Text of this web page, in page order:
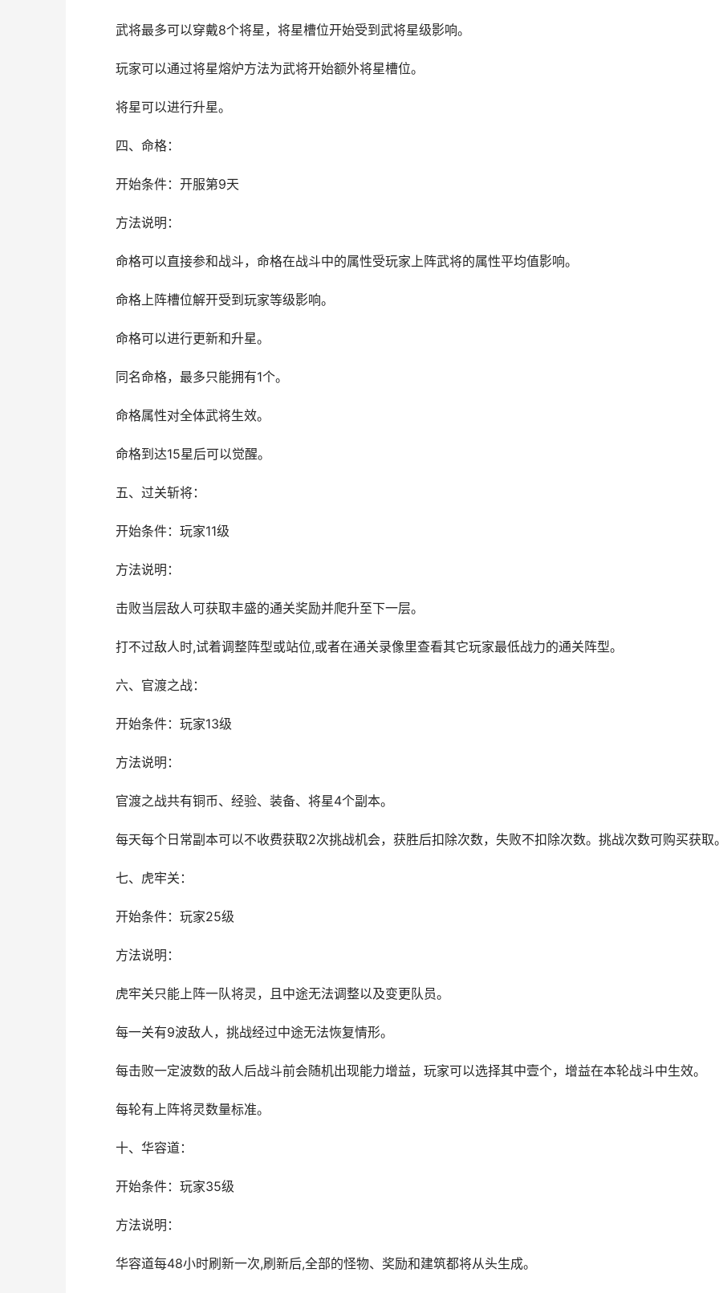
武将最多可以穿戴8个将星，将星槽位开始受到武将星级影响。
玩家可以通过将星熔炉方法为武将开始额外将星槽位。
将星可以进行升星。
四、命格：
开始条件：开服第9天
方法说明：
命格可以直接参和战斗，命格在战斗中的属性受玩家上阵武将的属性平均值影响。
命格上阵槽位解开受到玩家等级影响。
命格可以进行更新和升星。
同名命格，最多只能拥有1个。
命格属性对全体武将生效。
命格到达15星后可以觉醒。
五、过关斩将：
开始条件：玩家11级
方法说明：
击败当层敌人可获取丰盛的通关奖励并爬升至下一层。
打不过敌人时,试着调整阵型或站位,或者在通关录像里查看其它玩家最低战力的通关阵型。
六、官渡之战：
开始条件：玩家13级
方法说明：
官渡之战共有铜币、经验、装备、将星4个副本。
每天每个日常副本可以不收费获取2次挑战机会，获胜后扣除次数，失败不扣除次数。挑战次数可购买获取
七、虎牢关：
开始条件：玩家25级
方法说明：
虎牢关只能上阵一队将灵，且中途无法调整以及变更队员。
每一关有9波敌人，挑战经过中途无法恢复情形。
每击败一定波数的敌人后战斗前会随机出现能力增益，玩家可以选择其中壹个，增益在本轮战斗中生效。
每轮有上阵将灵数量标准。
十、华容道：
开始条件：玩家35级
方法说明：
华容道每48小时刷新一次,刷新后,全部的怪物、奖励和建筑都将从头生成。